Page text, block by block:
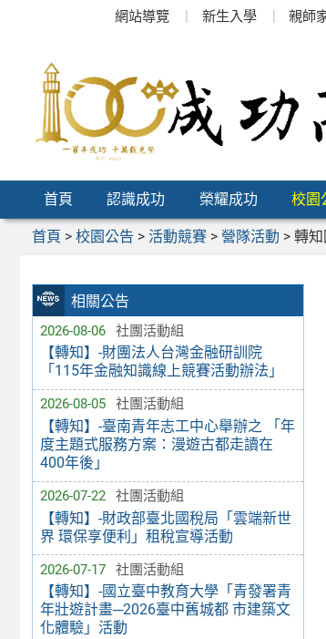
網站導覽 新生入學 親師
首頁 認識成功 榮耀成功 校園
首頁 > 校園公告 > 活動競賽> 營隊活動 > 轉知
相關公告
2026-08-06 社團活動組
【轉知】-財團法人台灣金融研訓院
「115年金融知識線上競賽活動辦法」
2026-08-05 社團活動組
【轉知】-臺南青年志工中心舉辦之 「年
度主題式服務方案：漫遊古都走讀在
400年後」
2026-07-22 社團活動組
【轉知】-財政部臺北國稅局「雲端新世
界 環保享便利」租稅宣導活動
2026-07-17 社團活動組
【轉知】-國立臺中教育大學「青發署青
年壯遊計畫─2026臺中舊城都 市建築文
化體驗」活動